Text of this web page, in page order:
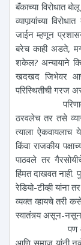
बॅंकाच्या विरोधात
व्यापार्‍यांच्या
जाईन म्हणून
बरेच काही अडते, मग
शकेल? अन्यायाने
खदखद जिभेवर
परिस्थितीची गरज
परिणामांची
ठरवलेच तर तसे
त्याला ऐकवायलाच
किंवा राजकीय
पाठवले तर
हिंमत दाखवत नाही.
रेडियो-टीव्ही यांना
व्यक्त व्हायचे तरी
स्वातंत्र्य असून-
पण आता या